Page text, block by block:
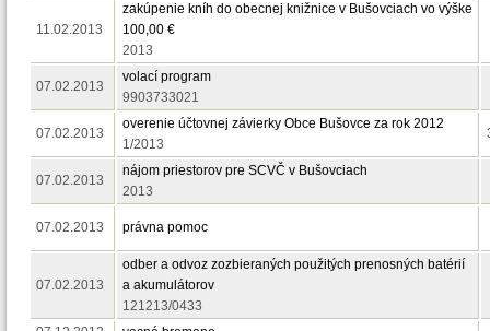
11.02.2013
zakúpenie kníh do obecnej knižnice v Bušovciach vo výške
100,00 €
2013
07.02.2013
volací program
9903733021
07.02.2013
overenie účtovnej závierky Obce Bušovce za rok 2012
1/2013
07.02.2013
nájom priestorov pre SCVČ v Bušovciach
2013
07.02.2013 právna pomoc
07.02.2013
odber a odvoz zozbieraných použitých prenosných batérií
a akumulátorov
121213/0433